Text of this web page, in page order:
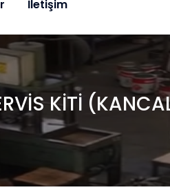
İletişim
KİTİ